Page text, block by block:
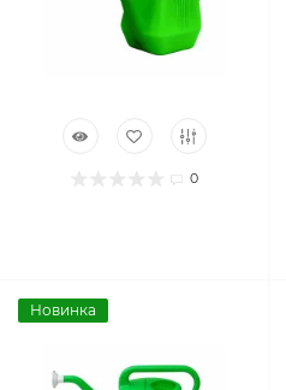
0
Новинка